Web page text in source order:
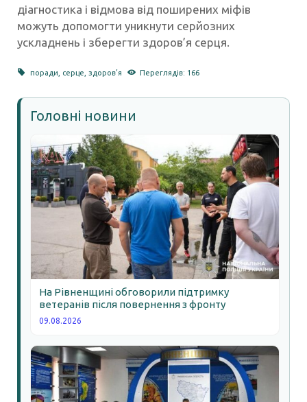
діагностика і відмова від поширених міфів
можуть допомогти уникнути серйозних
ускладнень і зберегти здоров’я серця.
поради серце ,здоров’я Переглядів: 166
Головні новини
На Рівненщині обговорили підтримку
ветеранів після повернення з фронту
09.08.2026